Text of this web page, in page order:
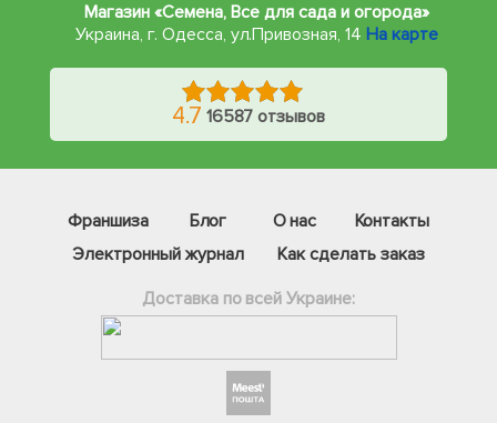
Магазин «Семена, Все для сада и огорода»
Украина, г. Одесса, ул.Привозная, 14 На карте
4.7 16587 отзывов
Франшиза Блог О нас
Контакты
Электронный журнал
Как сделать заказ
Доставка по всей Украине: